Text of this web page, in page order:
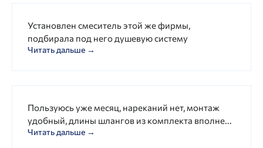
Установлен смеситель этой же фирмы,
подбирала под него душевую систему
Читать дальше →
Пользуюсь уже месяц, нареканий нет, монтаж
удобный, длины шлангов из комплекта вполне...
Читать дальше →